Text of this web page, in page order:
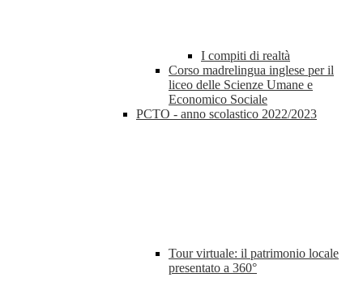
I compiti di realtà
Corso madrelingua inglese per il
liceo delle Scienze Umane e
Economico Sociale
PCTO - anno scolastico 2022/2023
Tour virtuale: il patrimonio locale
presentato a 360°